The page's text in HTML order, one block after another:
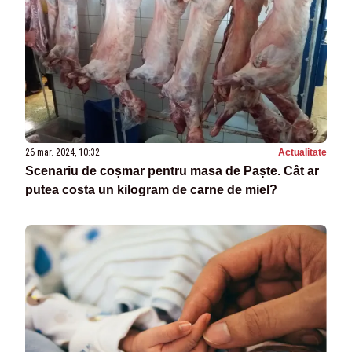
26 mar. 2024, 10:32 Actualitate
Scenariu de coșmar pentru masa de Paște. Cât ar
putea costa un kilogram de carne de miel?